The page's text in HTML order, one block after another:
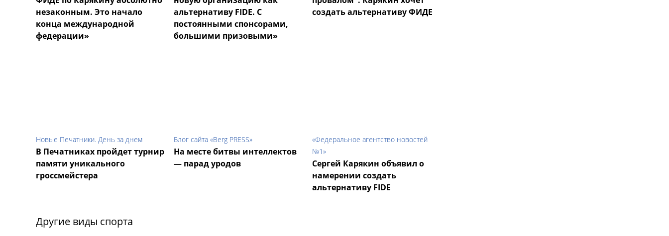
незаконным. Это начало
конца международной
федерации»
альтернативу FIDE. С
постоянными спонсорами,
большими призовыми»
создать альтернативу ФИДЕ
Новые Печатники. День за днем
В Печатниках пройдет турнир
памяти уникального
гроссмейстера
Блог сайта «Berg PRESS»
На месте битвы интеллектов
— парад уродов
«Федеральное агентство новостей
№1»
Сергей Карякин объявил о
намерении создать
альтернативу FIDE
Другие виды спорта